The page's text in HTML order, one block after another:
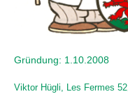
Gründung: 1.10.2008
Viktor Hügli Les Fermes 52